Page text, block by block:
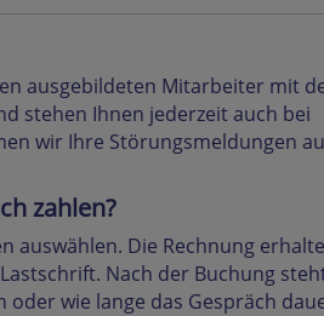
ausgebildeten Mitarbeiter mit
stehen Ihnen jederzeit auch bei
wir Ihre Störungsmeldungen
zahlen?
auswählen. Die Rechnung
Nach der Buchung
wie lange das Gespräch